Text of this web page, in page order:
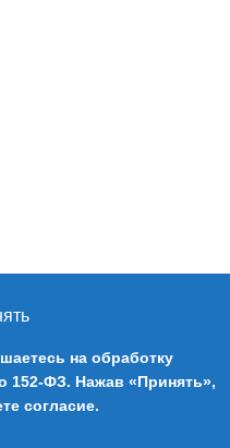
на обработку
152-ФЗ. Нажав «Принять»,
согласие.